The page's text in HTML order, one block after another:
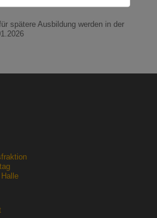
spätere Ausbildung werden in der